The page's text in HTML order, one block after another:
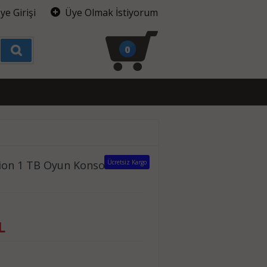
Girişi Üye Olmak İstiyorum
0
Ücretsiz Kargo
1 TB Oyun Konsolu